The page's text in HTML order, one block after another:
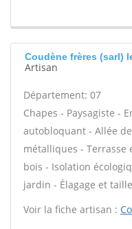
Coudène frères (sarl)
Artisan
Département: 07
Chapes - Paysagiste -
autobloquant - Allée
métalliques - Terrasse
bois - Isolation
jardin - Élagage et
Voir la fiche artisan :